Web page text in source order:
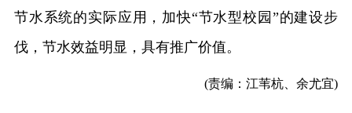
节水系统的实际应用，加快“节水型校园”的建设步
伐，节水效益明显，具有推广价值。
(责编：江苇杭、余尤宜)